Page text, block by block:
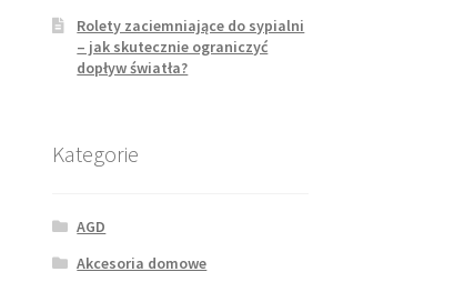
Rolety zaciemniające do sypialni
– jak skutecznie ograniczyć
dopływ światła?
Kategorie
AGD
Akcesoria domowe